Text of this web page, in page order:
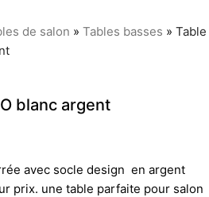
de salon » Tables basses » Table
blanc argent
avec socle design en argent
prix. une table parfaite pour salon